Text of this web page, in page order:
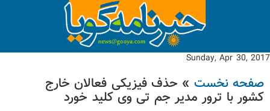
Sunday, Apr 30, 2017
صفحه نخست » حذف فیزیکی فعالان خارج
کشور با ترور مدیر جم تی وی کلید خورد